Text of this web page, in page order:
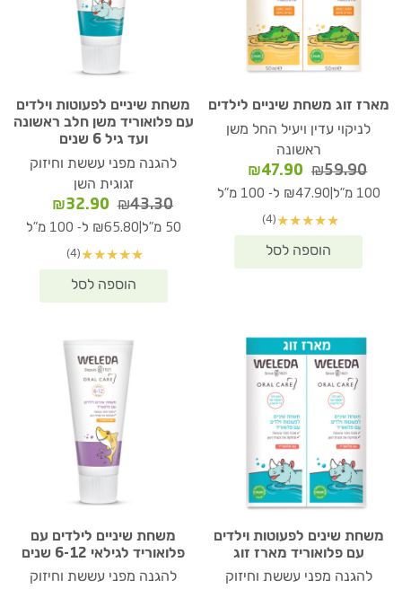
מארז זוג משחת שיניים לילדים
לניקוי עדין ויעיל החל משן
ראשונה
₪59.90
המחיר
המקורי
₪59.90.
₪47.90
המחיר
הנוכחי
100 מ"ל ₪47.90 ל- 100 מ"ל
★
★
★
★
★
(4)
משחת שיניים לפעוטות וילדים
עם פלואוריד משן חלב ראשונה
ועד גיל 6 שנים
להגנה מפני עששת וחיזוק
זגוגית השן
₪43.30
המחיר
המקורי
₪43.30.
₪32.90
הנוכחי
50 מ"ל ₪65.80 ל- 100 מ"ל
★
★
★
★
★
(4)
משחת שינים לפעוטות וילדים
עם פלואוריד מארז זוג
להגנה מפני עששת וחיזוק
משחת שיניים לילדים עם
פלואוריד לגילאי 6-12 שנים
להגנה מפני עששת וחיזוק